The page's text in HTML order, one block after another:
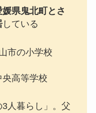
県鬼北町とさ
している
市の小学校
央高等学校
人暮らし」。父